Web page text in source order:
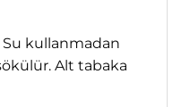
kullanmadan
Alt tabaka